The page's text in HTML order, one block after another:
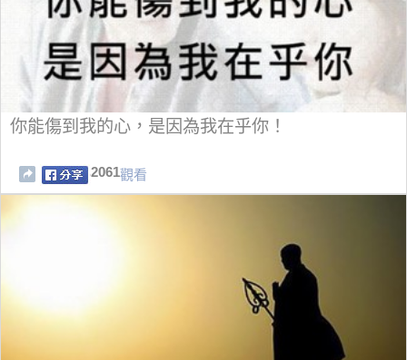
你能傷到我的心，是因為我在乎你！
2061觀看